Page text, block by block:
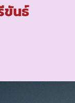
ขันธ์